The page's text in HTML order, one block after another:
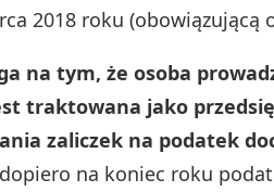
2018 roku (obowiązującą
na tym, że osoba
traktowana jako
zaliczek na podatek
na koniec roku